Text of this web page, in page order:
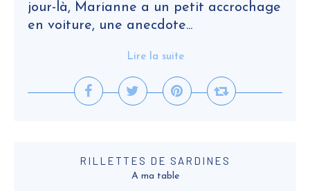
jour-là, Marianne a un petit accrochage
en voiture, une anecdote...
Lire la suite
RILLETTES DE SARDINES
A ma table